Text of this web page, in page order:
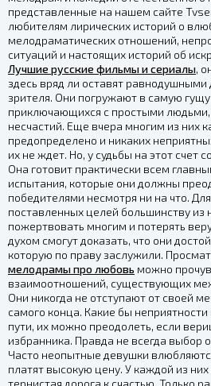
представленные на нашем сайте
любителям лирических историй о
мелодраматических отношений,
ситуаций и настоящих историй об
Лучшие русские фильмы и сериалы,
здесь вряд ли оставят
зрителя. Они погружают в самую
приключающихся с простыми
несчастий. Еще вчера многим из них
предопределено и никаких
их не ждет. Но, у судьбы на этот счет
Она готовит практически всем
испытания, которые они должны
победителями несмотря ни на что.
поставленных целей большинству из
пожертвовать многим и потерять
духом смогут доказать, что они
которую по праву заслужили.
мелодрамы про любовь можно
взаимоотношений, существующих
Они никогда не отступают от своей
самого конца. Какие бы неприятности
пути, их можно преодолеть, если
избранника. Правда не всегда выбор
Часто неопытные девушки
платят высокую цену. У каждой из них
тернистая дорога к счастью. Только